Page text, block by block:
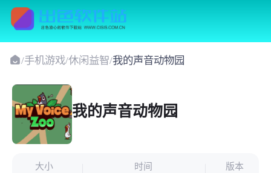
/手机游戏/休闲益智/我的声音动物园
我的声音动物园
大小
时间
版本